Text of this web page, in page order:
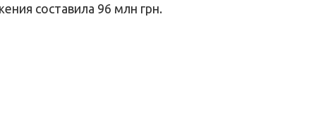
составила 96 млн грн.